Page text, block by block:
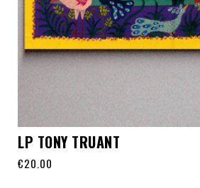
LP TONY TRUANT
€20.00